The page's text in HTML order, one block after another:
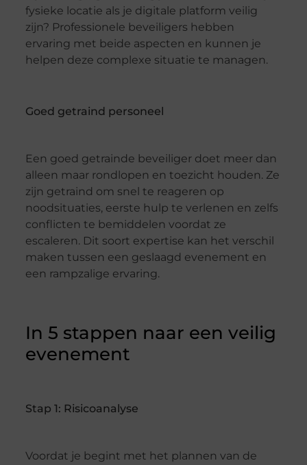
fysieke locatie als je digitale platform veilig
zijn? Professionele beveiligers hebben
ervaring met beide aspecten en kunnen je
helpen deze complexe situatie te managen.
Goed getraind personeel
Een goed getrainde beveiliger doet meer dan
alleen maar rondlopen en toezicht houden. Ze
zijn getraind om snel te reageren op
noodsituaties, eerste hulp te verlenen en zelfs
conflicten te bemiddelen voordat ze
escaleren. Dit soort expertise kan het verschil
maken tussen een geslaagd evenement en
een rampzalige ervaring.
In 5 stappen naar een veilig
evenement
Stap 1: Risicoanalyse
Voordat je begint met het plannen van de